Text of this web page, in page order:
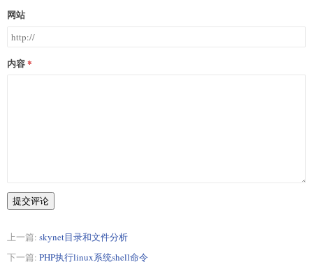
网站
内容
提交评论
上一篇: skynet目录和文件分析
下一篇: PHP执行linux系统shell命令